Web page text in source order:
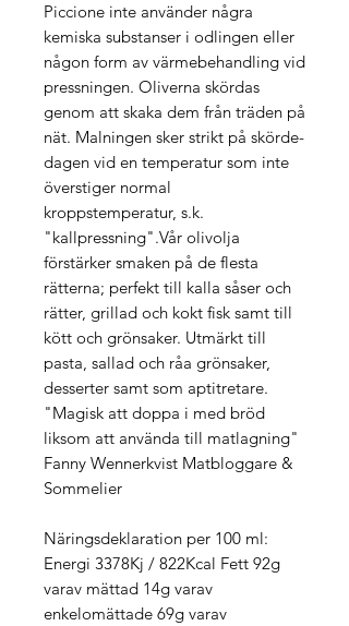
Piccione inte använder några
kemiska substanser i odlingen eller
någon form av värmebehandling vid
pressningen. Oliverna skördas
genom att skaka dem från träden på
nät. Malningen sker strikt på skörde-
dagen vid en temperatur som inte
överstiger normal
kroppstemperatur, s.k.
"kallpressning".Vår olivolja
förstärker smaken på de flesta
rätterna; perfekt till kalla såser och
rätter, grillad och kokt fisk samt till
kött och grönsaker. Utmärkt till
pasta, sallad och råa grönsaker,
desserter samt som aptitretare.
"Magisk att doppa i med bröd
liksom att använda till matlagning"
Fanny Wennerkvist Matbloggare &
Sommelier
Näringsdeklaration per 100 ml:
Energi 3378Kj / 822Kcal Fett 92g
varav mättad 14g varav
enkelomättade 69g varav